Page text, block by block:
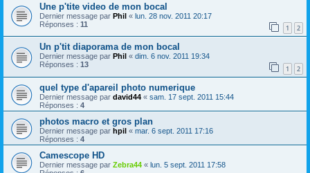
Une p'tite video de mon bocal
Dernier message par Phil « lun. 28 nov. 2011 20:17
Réponses : 11 1 2
Un p'tit diaporama de mon bocal
Dernier message par Phil « dim. 6 nov. 2011 19:34
Réponses : 13 1 2
quel type d'apareil photo numerique
Dernier message par david44 « sam. 17 sept. 2011 15:44
Réponses : 4
photos macro et gros plan
Dernier message par hpil « mar. 6 sept. 2011 17:16
Réponses : 4
Camescope HD
Dernier message par Zebra44 « lun. 5 sept. 2011 17:58